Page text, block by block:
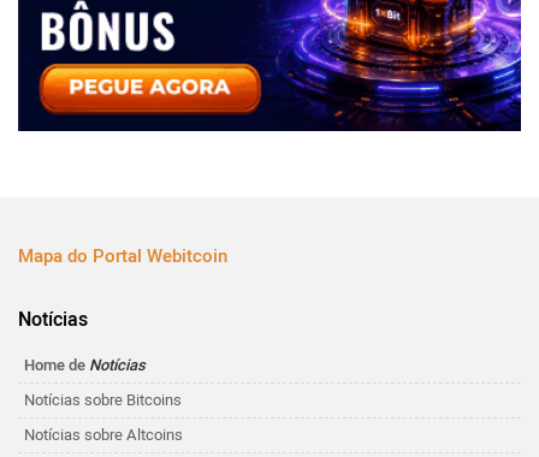
Mapa do Portal Webitcoin
Notícias
Home de Notícias
Notícias sobre Bitcoins
Notícias sobre Altcoins